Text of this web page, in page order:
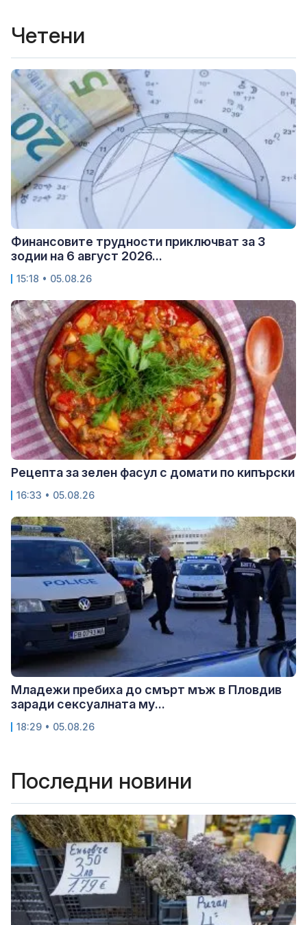
Четени
Финансовите трудности приключват за 3
зодии на 6 август 2026...
15:18 • 05.08.26
Рецепта за зелен фасул с домати по кипърски
16:33 • 05.08.26
Младежи пребиха до смърт мъж в Пловдив
заради сексуалната му...
18:29 • 05.08.26
Последни новини